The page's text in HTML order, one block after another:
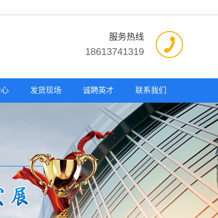
服务热线
18613741319
发货现场 诚聘英才 联系我们